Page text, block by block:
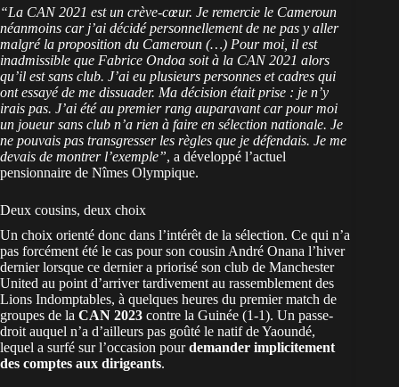
“La CAN 2021 est un crève-cœur. Je remercie le Cameroun
néanmoins car j’ai décidé personnellement de ne pas y aller
malgré la proposition du Cameroun (…) Pour moi, il est
inadmissible que Fabrice Ondoa soit à la CAN 2021 alors
qu’il est sans club. J’ai eu plusieurs personnes et cadres qui
ont essayé de me dissuader. Ma décision était prise : je n’y
irais pas. J’ai été au premier rang auparavant car pour moi
un joueur sans club n’a rien à faire en sélection nationale. Je
ne pouvais pas transgresser les règles que je défendais. Je me
devais de montrer l’exemple”, a développé l’actuel
pensionnaire de Nîmes Olympique.
Deux cousins, deux choix
Un choix orienté donc dans l’intérêt de la sélection. Ce qui n’a
pas forcément été le cas pour son cousin André Onana l’hiver
dernier lorsque ce dernier a priorisé son club de Manchester
United au point d’arriver tardivement au rassemblement des
Lions Indomptables, à quelques heures du premier match de
groupes de la CAN 2023 contre la Guinée (1-1). Un passe-
droit auquel n’a d’ailleurs pas goûté le natif de Yaoundé,
lequel a surfé sur l’occasion pourdemander implicitement
des comptes aux dirigeants.